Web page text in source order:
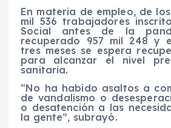
En materia de empleo, de
mil 536 trabajadores
Social antes de la
recuperado 957 mil 248 y
tres meses se espera
para alcanzar el nivel
sanitaria.
“No ha habido asaltos a
de vandalismo o
o desatención a las
la gente”, subrayó.